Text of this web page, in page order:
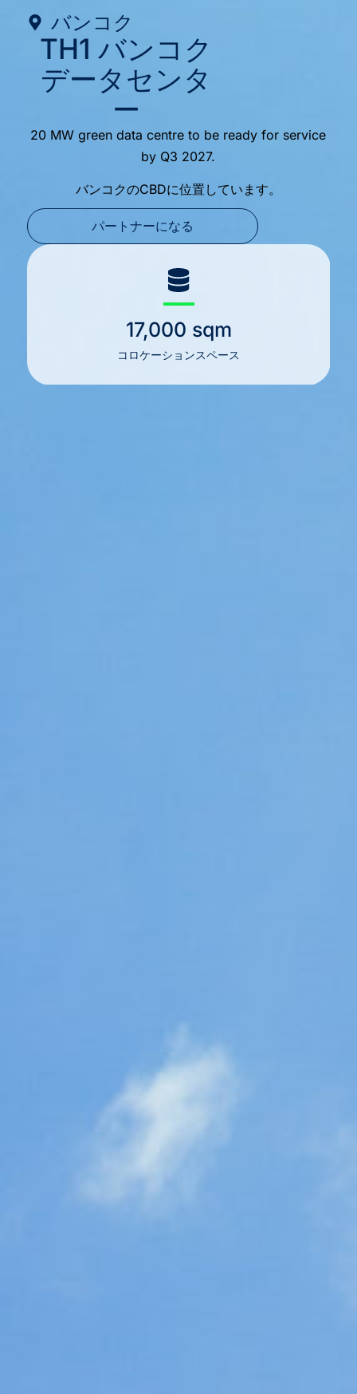
バンコク
TH1 バンコク
データセンタ
ー
20 MW green data centre to be ready for service
by Q3 2027.
バンコクのCBDに位置しています。
パートナーになる
17,000 sqm
コロケーションスペース